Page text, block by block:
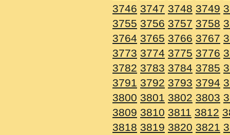
3746 3747 3748 3749
3755 3756 3757 3758
3764 3765 3766 3767
3773 3774 3775 3776
3782 3783 3784 3785
3791 3792 3793 3794
3800 3801 3802 3803
3809 3810 3811 3812
3818 3819 3820 3821